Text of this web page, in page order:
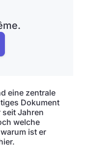
eine zentrale
Dokument
Jahren
welche
ist er